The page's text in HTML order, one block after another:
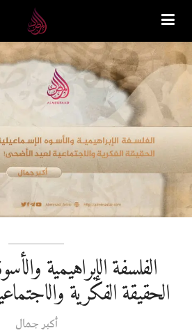
الفلسفة الإبراهيمية
الحقيقة الفكرية
أكبر جمال